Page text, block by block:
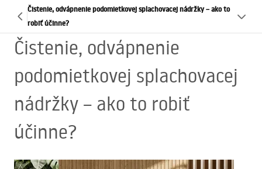
Čistenie, odvápnenie podomietkovej splachovacej nádržky – ako to
robiť účinne?
Čistenie, odvápnenie
podomietkovej splachovacej
nádržky – ako to robiť
účinne?